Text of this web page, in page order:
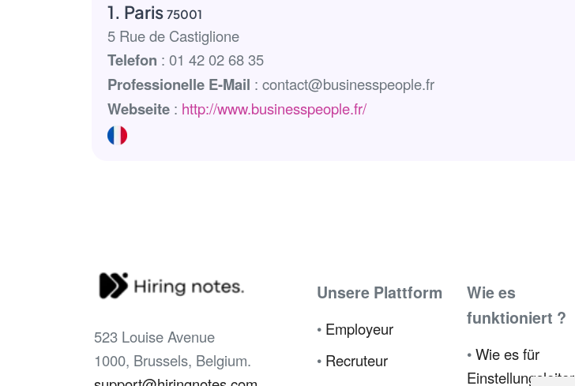
1. Paris 75001
5 Rue de Castiglione
Telefon : 01 42 02 68 35
Professionelle E-Mail : contact@businesspeople.fr
Webseite: http://www.businesspeople.fr/
523 Louise Avenue
1000, Brussels, Belgium.
Unsere Plattform
• Employeur
• Recruteur
Wie es
funktioniert ?
•Wie es für
Einstellungsleiter